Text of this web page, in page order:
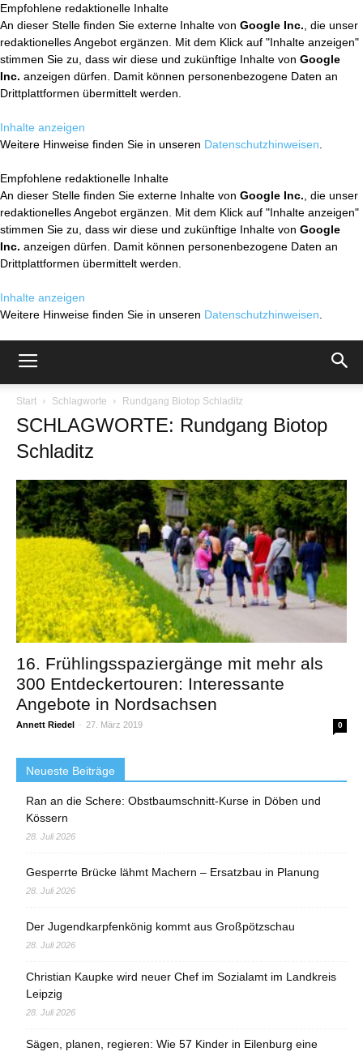
Empfohlene redaktionelle Inhalte
An dieser Stelle finden Sie externe Inhalte von Google Inc. , die unser
redaktionelles Angebot ergänzen. Mit dem Klick auf "Inhalte anzeigen"
stimmen Sie zu, dass wir diese und zukünftige Inhalte von Google
Inc. anzeigen dürfen. Damit können personenbezogene Daten an
Drittplattformen übermittelt werden.
Inhalte anzeigen
Weitere Hinweise finden Sie in unseren Datenschutzhinweisen
Empfohlene redaktionelle Inhalte
An dieser Stelle finden Sie externe Inhalte von Google Inc. , die unser
redaktionelles Angebot ergänzen. Mit dem Klick auf "Inhalte anzeigen"
stimmen Sie zu, dass wir diese und zukünftige Inhalte von Google
Inc. anzeigen dürfen. Damit können personenbezogene Daten an
Drittplattformen übermittelt werden.
Inhalte anzeigen
Weitere Hinweise finden Sie in unseren Datenschutzhinweisen
Start Schlagworte Rundgang Biotop Schladitz
SCHLAGWORTE: Rundgang Biotop
Schladitz
16. Frühlingsspaziergänge mit mehr als
300 Entdeckertouren: Interessante
Angebote in Nordsachsen
Annett Riedel - 27. März 2019 0
Neueste Beiträge
Ran an die Schere: Obstbaumschnitt-Kurse in Döben und
Kössern
28. Juli 2026
Gesperrte Brücke lähmt Machern – Ersatzbau in Planung
28. Juli 2026
Der Jugendkarpfenkönig kommt aus Großpötzschau
28. Juli 2026
Christian Kaupke wird neuer Chef im Sozialamt im Landkreis
Leipzig
28. Juli 2026
Sägen, planen, regieren: Wie 57 Kinder in Eilenburg eine